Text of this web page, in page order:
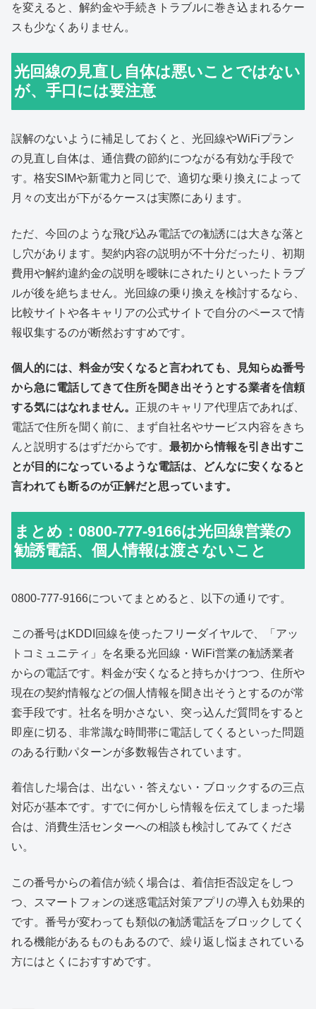
を変えると、解約金や手続きトラブルに巻き込まれるケー
スも少なくありません。
光回線の見直し自体は悪いことではない
が、手口には要注意
誤解のないように補足しておくと、光回線やWiFiプラン
の見直し自体は、通信費の節約につながる有効な手段で
す。格安SIMや新電力と同じで、適切な乗り換えによって
月々の支出が下がるケースは実際にあります。
ただ、今回のような飛び込み電話での勧誘には大きな落と
し穴があります。契約内容の説明が不十分だったり、初期
費用や解約違約金の説明を曖昧にされたりといったトラブ
ルが後を絶ちません。光回線の乗り換えを検討するなら、
比較サイトや各キャリアの公式サイトで自分のペースで情
報収集するのが断然おすすめです。
個人的には、料金が安くなると言われても、見知らぬ番号
から急に電話してきて住所を聞き出そうとする業者を信頼
する気にはなれません。 正規のキャリア代理店であれば、
電話で住所を聞く前に、まず自社名やサービス内容をきち
んと説明するはずだからです。 最初から情報を引き出すこ
とが目的になっているような電話は、どんなに安くなると
言われても断るのが正解だと思っています。
まとめ：0800-777-9166は光回線営業の
勧誘電話、個人情報は渡さないこと
0800-777-9166についてまとめると、以下の通りです。
この番号はKDDI回線を使ったフリーダイヤルで、「アッ
トコミュニティ」を名乗る光回線・WiFi営業の勧誘業者
からの電話です。料金が安くなると持ちかけつつ、住所や
現在の契約情報などの個人情報を聞き出そうとするのが常
套手段です。社名を明かさない、突っ込んだ質問をすると
即座に切る、非常識な時間帯に電話してくるといった問題
のある行動パターンが多数報告されています。
着信した場合は、出ない・答えない・ブロックするの三点
対応が基本です。すでに何かしら情報を伝えてしまった場
合は、消費生活センターへの相談も検討してみてくださ
い。
この番号からの着信が続く場合は、着信拒否設定をしつ
つ、スマートフォンの迷惑電話対策アプリの導入も効果的
です。番号が変わっても類似の勧誘電話をブロックしてく
れる機能があるものもあるので、繰り返し悩まされている
方にはとくにおすすめです。